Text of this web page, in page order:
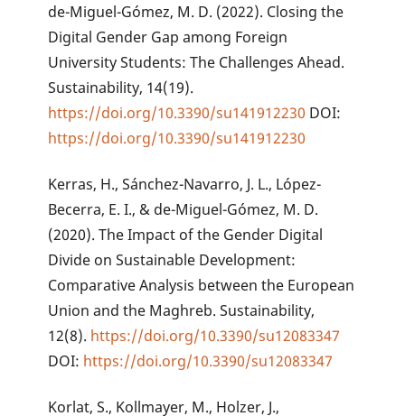
de-Miguel-Gómez, M. D. (2022). Closing the
Digital Gender Gap among Foreign
University Students: The Challenges Ahead.
Sustainability, 14(19).
https://doi.org/10.3390/su141912230 DOI:
https://doi.org/10.3390/su141912230
Kerras, H., Sánchez-Navarro, J. L., López-
Becerra, E. I., & de-Miguel-Gómez, M. D.
(2020). The Impact of the Gender Digital
Divide on Sustainable Development:
Comparative Analysis between the European
Union and the Maghreb. Sustainability,
12(8). https://doi.org/10.3390/su12083347
DOI: https://doi.org/10.3390/su12083347
Korlat, S., Kollmayer, M., Holzer, J.,